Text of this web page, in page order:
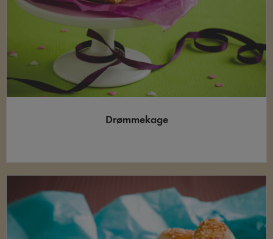
Drømmekage